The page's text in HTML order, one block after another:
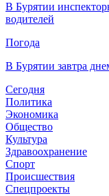
В Бурятии
водителей
Погода
В Бурятии завтра
Сегодня
Политика
Экономика
Общество
Культура
Здравоохранение
Спорт
Происшествия
Спецпроекты